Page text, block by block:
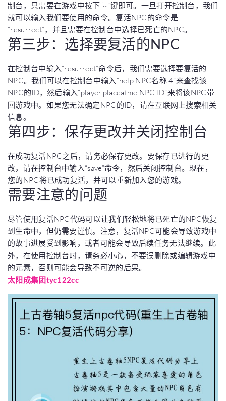
制台，只需要在游戏中按下“~”键即可。一旦打开控制台，我们
就可以输入我们要使用的命令。复活NPC的命令是
“resurrect”，并且需要在控制台中选择已死亡的NPC。
第三步：选择要复活的NPC
在控制台中输入“resurrect”命令后，我们需要选择要复活的
NPC。我们可以在控制台中输入“help NPC名称 4”来查找该
NPC的ID，然后输入“player.placeatme NPC ID”来将该NPC带
回游戏中。如果您无法确定NPC的ID，请在互联网上搜索相关
信息。
第四步：保存更改并关闭控制台
在成功复活NPC之后，请务必保存更改。要保存已进行的更
改，请在控制台中输入“save”命令，然后关闭控制台。现在，
您的NPC将已成功复活，并可以重新加入您的游戏。
需要注意的问题
尽管使用复活NPC代码可以让我们轻松地将已死亡的NPC恢复
到生命中，但仍需要谨慎。注意，复活NPC可能会导致游戏中
的故事进展受到影响，或者可能会导致后续任务无法继续。此
外，在使用控制台时，请务必小心，不要误删除或编辑游戏中
的元素，否则可能会导致不可逆的后果。
太阳成集团tyc122cc